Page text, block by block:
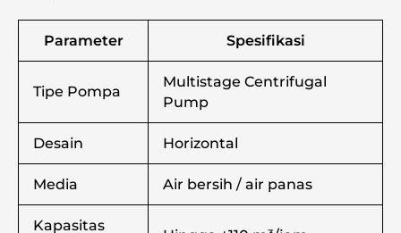
Parameter Spesifikasi
Tipe Pompa
Multistage Centrifugal
Pump
Desain Horizontal
Media Air bersih / air panas
Kapasitas